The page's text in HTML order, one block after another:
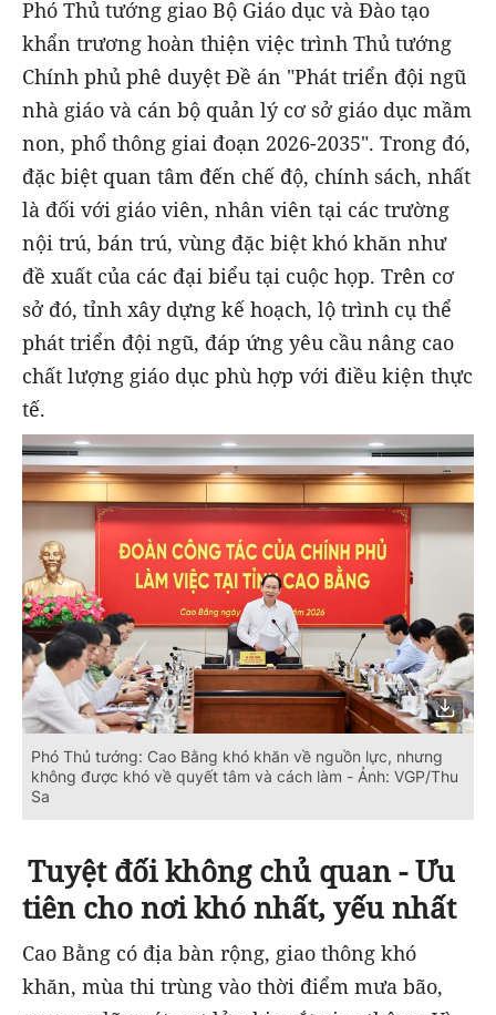
Phó Thủ tướng giao Bộ Giáo dục và Đào tạo
khẩn trương hoàn thiện việc trình Thủ tướng
Chính phủ phê duyệt Đề án "Phát triển đội ngũ
nhà giáo và cán bộ quản lý cơ sở giáo dục mầm
non, phổ thông giai đoạn 2026-2035". Trong đó,
đặc biệt quan tâm đến chế độ, chính sách, nhất
là đối với giáo viên, nhân viên tại các trường
nội trú, bán trú, vùng đặc biệt khó khăn như
đề xuất của các đại biểu tại cuộc họp. Trên cơ
sở đó, tỉnh xây dựng kế hoạch, lộ trình cụ thể
phát triển đội ngũ, đáp ứng yêu cầu nâng cao
chất lượng giáo dục phù hợp với điều kiện thực
tế.
Phó Thủ tướng: Cao Bằng khó khăn về nguồn lực, nhưng
không được khó về quyết tâm và cách làm - Ảnh: VGP/Thu
Sa
Tuyệt đối không chủ quan - Ưu
tiên cho nơi khó nhất, yếu nhất
Cao Bằng có địa bàn rộng, giao thông khó
khăn, mùa thi trùng vào thời điểm mưa bão,